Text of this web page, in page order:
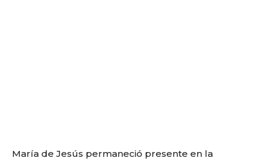
María de Jesús permaneció presente en la